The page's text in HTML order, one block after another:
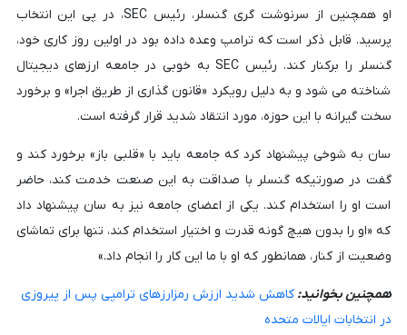
او همچنین از سرنوشت گری گنسلر، رئیس SEC، در پی این انتخاب
پرسید. قابل ذکر است که ترامپ وعده داده بود در اولین روز کاری خود،
گنسلر را برکنار کند. رئیس SEC به خوبی در جامعه ارزهای دیجیتال
شناخته می شود و به دلیل رویکرد «قانون گذاری از طریق اجرا» و برخورد
سخت گیرانه با این حوزه، مورد انتقاد شدید قرار گرفته است.
سان به شوخی پیشنهاد کرد که جامعه باید با «قلبی باز» برخورد کند و
گفت در صورتیکه گنسلر با صداقت به این صنعت خدمت کند، حاضر
است او را استخدام کند. یکی از اعضای جامعه نیز به سان پیشنهاد داد
که «او را بدون هیچ گونه قدرت و اختیار استخدام کند، تنها برای تماشای
وضعیت از کنار، همانطور که او با ما این کار را انجام داد.»
همچنین بخوانید:کاهش شدید ارزش رمزارزهای ترامپی پس از پیروزی
در انتخابات ایالات متحده